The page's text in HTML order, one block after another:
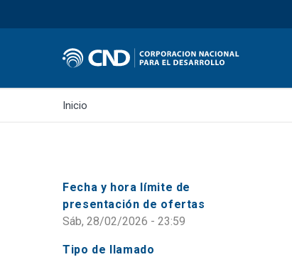
Inicio
Fecha y hora límite de
presentación de ofertas
Sáb, 28/02/2026 - 23:59
Tipo de llamado